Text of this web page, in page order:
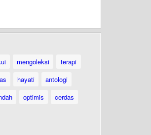
mengoleksi
terapi
hayati
antologi
optimis
cerdas